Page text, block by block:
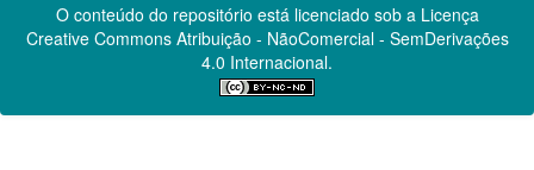
O conteúdo do repositório está licenciado sob a Licença
Creative CommonsAtribuição - NãoComercial - SemDerivações
4.0 Internacional.